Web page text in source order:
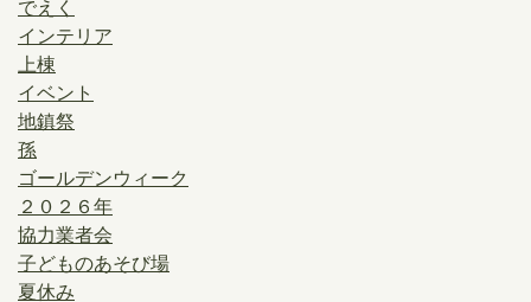
でえく
インテリア
上棟
イベント
地鎮祭
孫
ゴールデンウィーク
２０２６年
協力業者会
子どものあそび場
夏休み